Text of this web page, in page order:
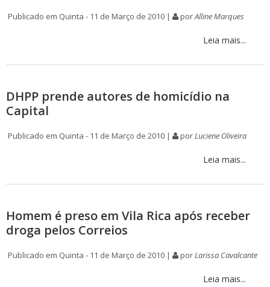
Publicado em Quinta - 11 de Março de 2010 | porAlline Marques
Leia mais...
DHPP prende autores de homicídio na
Capital
Publicado em Quinta - 11 de Março de 2010 | porLuciene Oliveira
Leia mais...
Homem é preso em Vila Rica após receber
droga pelos Correios
Publicado em Quinta - 11 de Março de 2010 | porLarissa Cavalcante
Leia mais...